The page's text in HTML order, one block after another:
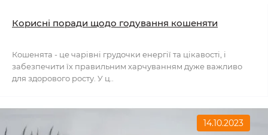
Корисні поради щодо годування кошеняти
Кошенята - це чарівні грудочки енергії та цікавості, і
забезпечити їх правильним харчуванням дуже важливо
для здорового росту. У ц..
14.10.2023